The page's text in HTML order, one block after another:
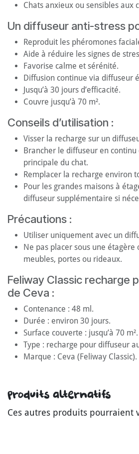
Chats anxieux ou sensibles aux
Un diffuseur anti-stress
Reproduit les phéromones
Aide à réduire les signes de
Favorise calme et sérénité.
Diffusion continue via diffuseur
Jusqu’à 30 jours d’efficacité.
Couvre jusqu’à 70 m².
Conseils d’utilisation :
Visser la recharge sur un
Brancher le diffuseur en continu
principale du chat.
Remplacer la recharge environ
Pour les grandes maisons à
diffuseur supplémentaire si
Précautions :
Utiliser uniquement avec un
Ne pas placer sous une étagère
meubles, portes ou rideaux.
Feliway Classic recharge
de Ceva :
Contenance : 48 ml.
Durée : environ 30 jours.
Surface couverte : jusqu’à 70 m².
Type : recharge pour diffuseur
Marque : Ceva (Feliway Classic).
Produits alternatifs
Ces autres produits pourraient